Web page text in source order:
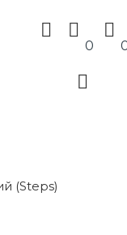
0
(Steps)